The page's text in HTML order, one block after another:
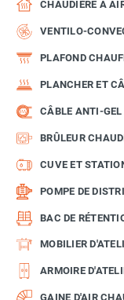
CHAUDIÈRE À
VENTILO-
PLAFOND
PLANCHER ET
CÂBLE ANTI-GEL
BRÛLEUR
CUVE ET
POMPE DE
BAC DE
MOBILIER
ARMOIRE
GAINE D'AIR